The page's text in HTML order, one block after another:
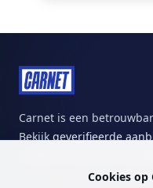
Carnet is een
Bekijkgeverifieerde
Cookies op